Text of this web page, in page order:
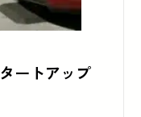
ートアップ